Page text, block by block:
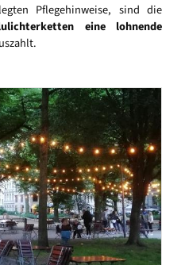
Pflegehinweise, sind die
eine lohnende